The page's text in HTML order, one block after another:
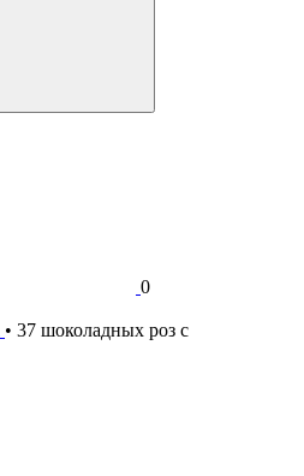
0
• 37 шоколадных роз с